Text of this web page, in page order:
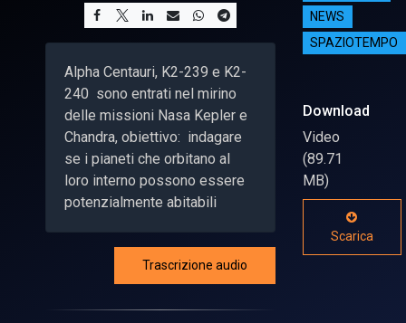
Alpha Centauri, K2-239 e K2-
240 sono entrati nel mirino
delle missioni Nasa Kepler e
Chandra, obiettivo: indagare
se i pianeti che orbitano al
loro interno possono essere
potenzialmente abitabili
Trascrizione audio
NEWS
SPAZIOTEMPO
Download
Video
(89.71
MB)
Scarica